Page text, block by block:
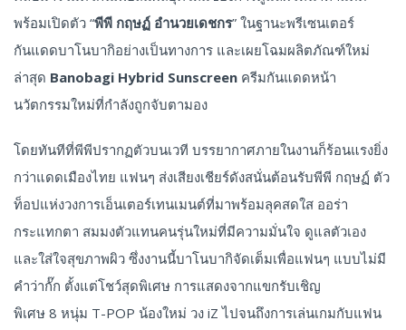
พร้อมเปิดตัว “พีพี กฤษฏ์ อำนวยเดชกร” ในฐานะพรีเซนเตอร์
กันแดดบาโนบากิอย่างเป็นทางการ และเผยโฉมผลิตภัณฑ์ใหม่
ล่าสุด Banobagi Hybrid Sunscreen ครีมกันแดดหน้า
นวัตกรรมใหม่ที่กำลังถูกจับตามอง
โดยทันทีที่พีพีปรากฏตัวบนเวที บรรยากาศภายในงานก็ร้อนแรงยิ่ง
กว่าแดดเมืองไทย แฟนๆ ส่งเสียงเชียร์ดังสนั่นต้อนรับพีพี กฤษฏ์ ตัว
ท็อปแห่งวงการเอ็นเตอร์เทนเมนต์ที่มาพร้อมลุคสดใส ออร่า
กระแทกตา สมมงตัวแทนคนรุ่นใหม่ที่มีความมั่นใจ ดูแลตัวเอง
และใส่ใจสุขภาพผิว ซึ่งงานนี้บาโนบากิจัดเต็มเพื่อแฟนๆ แบบไม่มี
คำว่ากั๊ก ตั้งแต่โชว์สุดพิเศษ การแสดงจากแขกรับเชิญ
พิเศษ 8 หนุ่ม T-POP น้องใหม่ วง iZ ไปจนถึงการเล่นเกมกับแฟน